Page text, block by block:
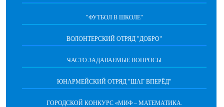
"ФУТБОЛ В ШКОЛЕ"
ВОЛОНТЕРСКИЙ ОТРЯД "ДОБРО"
ЧАСТО ЗАДАВАЕМЫЕ ВОПРОСЫ
ЮНАРМЕЙСКИЙ ОТРЯД "ШАГ ВПЕРËД"
ГОРОДСКОЙ КОНКУРС «МИФ – МАТЕМАТИКА.